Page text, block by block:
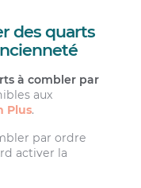
des quarts
à combler par
aux
Plus.
par ordre
activer la